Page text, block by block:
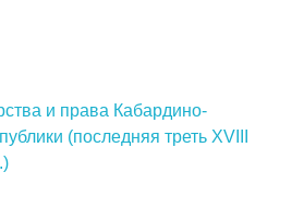
и права Кабардино-
(последняя треть XVIII